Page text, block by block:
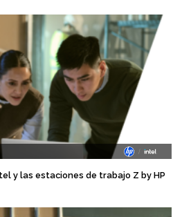
y las estaciones de trabajo Z by HP